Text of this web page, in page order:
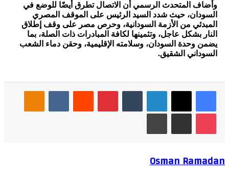
وأضاف المتحدث الرسمي أن الاتصال تطرق أيضًا للوضع في
السودان، حيث شدد السيد الرئيس على الموقف المصري
المبدئي من الأزمة السودانية، وحرص مصر على وقف إطلاق
النار بشكل عاجل، وتثمينها لكافة المبادرات ذات الصلة، بما
يضمن وحدة السودان، وسلامته الإقليمية، وحقن دماء الشعب
السوداني الشقيق.
فيسبوك‫X لينكدإن بينتيريست
‫Pocket مشاركة عبر البريد طباعة
Osman Ramadan